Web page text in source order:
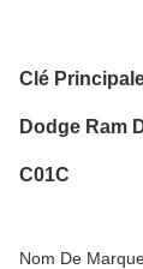
Clé
Dodge Ram
C01C
Nom De